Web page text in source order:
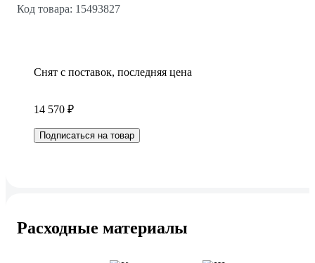
Код товара: 15493827
Снят с поставок, последняя цена
14 570 ₽
Подписаться на товар
Расходные материалы